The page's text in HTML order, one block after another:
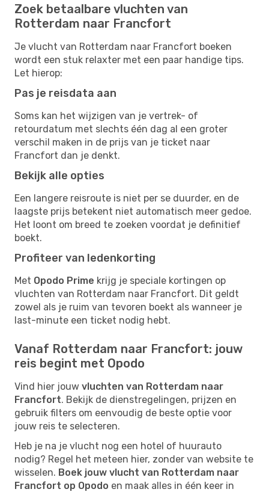
Zoek betaalbare vluchten van
Rotterdam naar Francfort
Je vlucht van Rotterdam naar Francfort boeken
wordt een stuk relaxter met een paar handige tips.
Let hierop:
Pas je reisdata aan
Soms kan het wijzigen van je vertrek- of
retourdatum met slechts één dag al een groter
verschil maken in de prijs van je ticket naar
Francfort dan je denkt.
Bekijk alle opties
Een langere reisroute is niet per se duurder, en de
laagste prijs betekent niet automatisch meer gedoe.
Het loont om breed te zoeken voordat je definitief
boekt.
Profiteer van ledenkorting
Met Opodo Prime krijg je speciale kortingen op
vluchten van Rotterdam naar Francfort. Dit geldt
zowel als je ruim van tevoren boekt als wanneer je
last-minute een ticket nodig hebt.
Vanaf Rotterdam naar Francfort: jouw
reis begint met Opodo
Vind hier jouw vluchten van Rotterdam naar
Francfort. Bekijk de dienstregelingen, prijzen en
gebruik filters om eenvoudig de beste optie voor
jouw reis te selecteren.
Heb je na je vlucht nog een hotel of huurauto
nodig? Regel het meteen hier, zonder van website te
wisselen. Boek jouw vlucht van Rotterdam naar
Francfort op Opodo en maak alles in één keer in